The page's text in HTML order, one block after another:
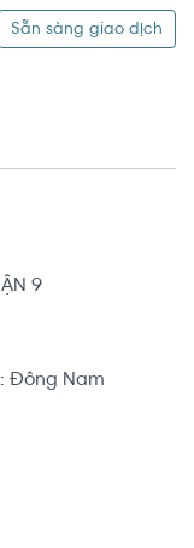
Sẵn sàng giao dịch
9
Đông Nam